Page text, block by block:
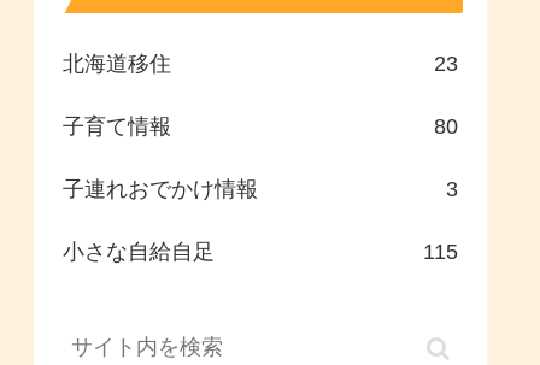
北海道移住 23
子育て情報 80
子連れおでかけ情報 3
小さな自給自足 115